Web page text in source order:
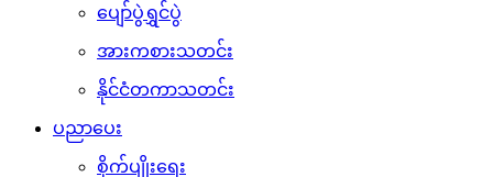
ပျော်ပွဲရွှင်ပွဲ
အားကစားသတင်း
နိုင်ငံတကာသတင်း
ပညာပေး
စိုက်ပျိုးရေး